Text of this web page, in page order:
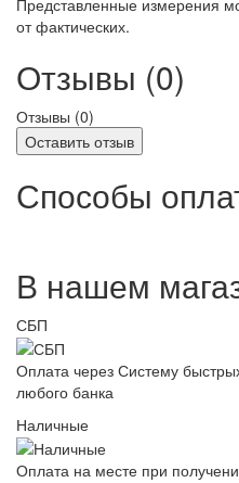
от фактических.
Отзывы (0)
Отзывы (0)
Оставить отзыв
Способы
В нашем
СБП
Оплата через Систему
любого банка
Наличные
Оплата на месте при